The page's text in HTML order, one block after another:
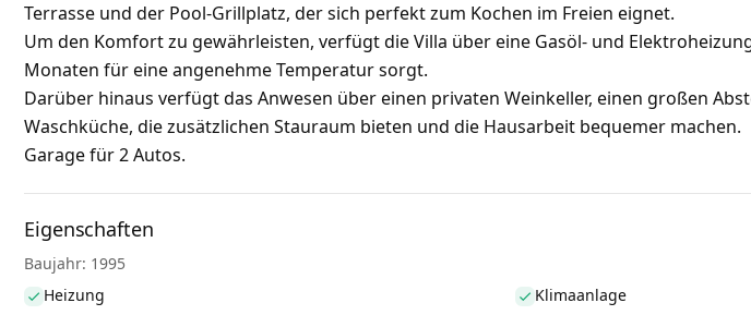
Terrasse und der Pool-Grillplatz, der sich perfekt zum Kochen im Freien eignet.
Um den Komfort zu gewährleisten, verfügt die Villa über eine Gasöl- und
Monaten für eine angenehme Temperatur sorgt.
Darüber hinaus verfügt das Anwesen über einen privaten Weinkeller, einen großen
Waschküche, die zusätzlichen Stauraum bieten und die Hausarbeit bequemer machen.
Garage für 2 Autos.
Eigenschaften
Baujahr: 1995
Heizung
Klimaanlage